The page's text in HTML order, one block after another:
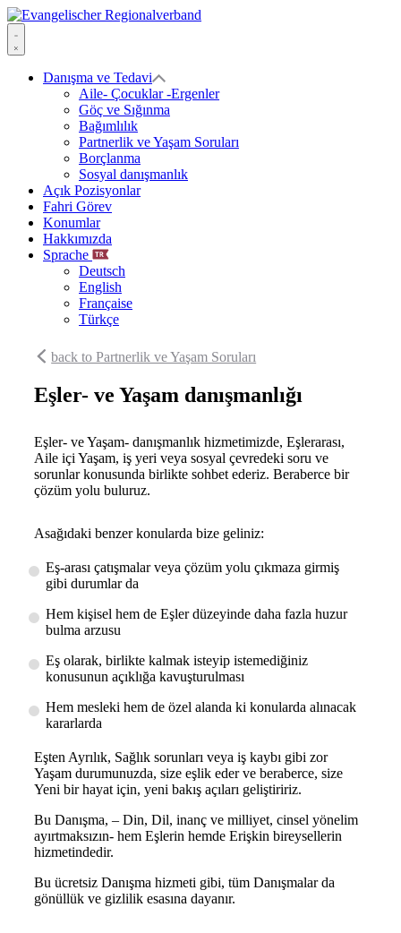
Skip
to
content
Evangelischer
Regionalverband
Menu
Danışma ve Tedavi
Aile- Çocuklar -Ergenler
Göç ve Sığınma
Bağımlılık
Partnerlik ve Yaşam Soruları
Borçlanma
Sosyal danışmanlık
Açık Pozisyonlar
Fahri Görev
Konumlar
Hakkımızda
Sprache
Deutsch
English
Française
Türkçe
back to Partnerlik ve Yaşam Soruları
Eşler- ve Yaşam danışmanlığı
Eşler- ve Yaşam- danışmanlık hizmetimizde, Eşlerarası,
Aile içi Yaşam, iş yeri veya sosyal çevredeki soru ve
sorunlar konusunda birlikte sohbet ederiz. Beraberce bir
çözüm yolu buluruz.
Asağıdaki benzer konularda bize geliniz:
Eş-arası çatışmalar veya çözüm yolu çıkmaza girmiş
gibi durumlar da
Hem kişisel hem de Eşler düzeyinde daha fazla huzur
bulma arzusu
Eş olarak, birlikte kalmak isteyip istemediğiniz
konusunun açıklığa kavuşturulması
Hem mesleki hem de özel alanda ki konularda alınacak
kararlarda
Eşten Ayrılık, Sağlık sorunları veya iş kaybı gibi zor
Yaşam durumunuzda, size eşlik eder ve beraberce, size
Yeni bir hayat için, yeni bakış açıları geliştiririz.
Bu Danışma, – Din, Dil, inanç ve milliyet, cinsel yönelim
ayırtmaksızın- hem Eşlerin hemde Erişkin bireysellerin
hizmetindedir.
Bu ücretsiz Danışma hizmeti gibi, tüm Danışmalar da
gönüllük ve gizlilik esasına dayanır.